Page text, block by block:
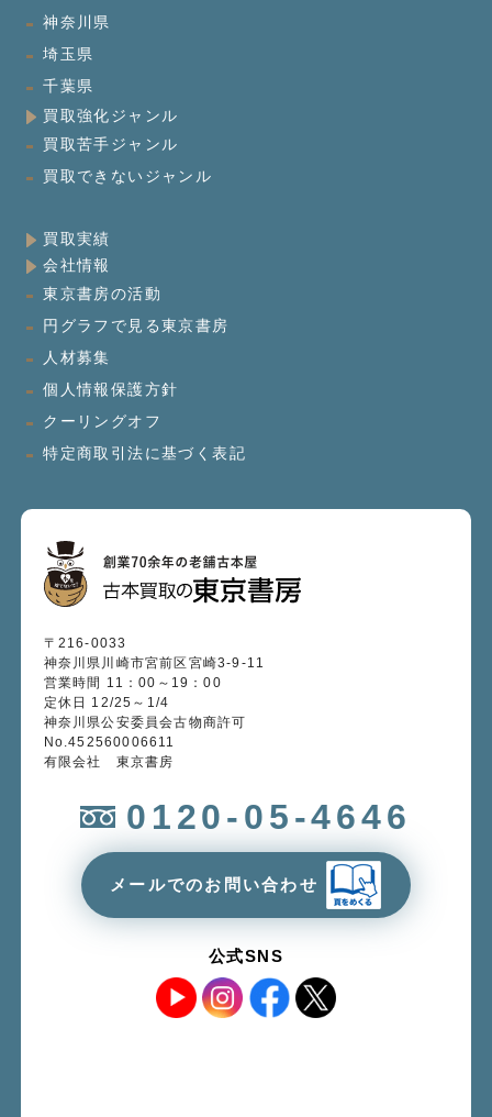
神奈川県
埼玉県
千葉県
買取強化ジャンル
買取苦手ジャンル
買取できないジャンル
買取実績
会社情報
東京書房の活動
円グラフで見る東京書房
人材募集
個人情報保護方針
クーリングオフ
特定商取引法に基づく表記
〒216-0033
神奈川県川崎市宮前区宮崎3-9-11
営業時間 11：00～19：00
定休日 12/25～1/4
神奈川県公安委員会古物商許可
No.452560006611
有限会社 東京書房
0120-05-4646
メールでのお問い合わせ
公式SNS